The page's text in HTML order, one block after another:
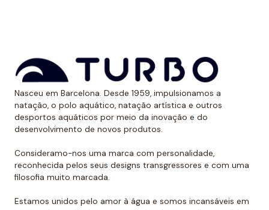
Nasceu em Barcelona. Desde 1959, impulsionamos a
natação, o polo aquático, natação artística e outros
desportos aquáticos por meio da inovação e do
desenvolvimento de novos produtos.
Consideramo-nos uma marca com personalidade,
reconhecida pelos seus designs transgressores e com uma
filosofia muito marcada.
Estamos unidos pelo amor à água e somos incansáveis em